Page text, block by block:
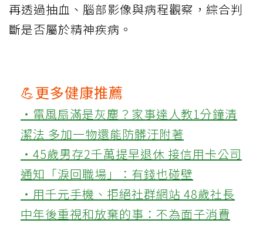
再透過抽血、腦部影像與病程觀察，綜合判
斷是否屬於精神疾病。
💪更多健康推薦
‧電風扇滿是灰塵？家事達人教1分鐘清
潔法 多加一物還能防髒汙附著
‧45歲男存2千萬提早退休 接信用卡公司
通知「淚回職場」：有錢也碰壁
‧用千元手機、拒絕社群網站 48歲社長
中年後重視和放棄的事：不為面子消費